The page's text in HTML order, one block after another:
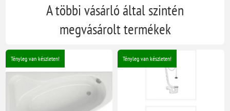
A többi vásárló által szintén
megvásárolt termékek
Tényleg van készleten! Tényleg van készleten!